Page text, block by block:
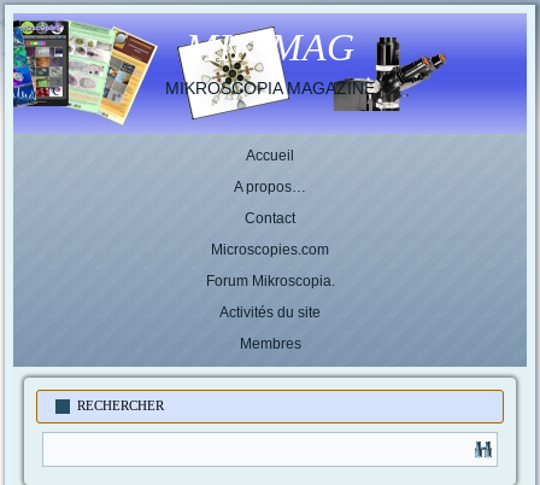
MIK-MAG
MIKROSCOPIA MAGAZINE
Accueil
A propos…
Contact
Microscopies.com
Forum Mikroscopia.
Activités du site
Membres
RECHERCHER